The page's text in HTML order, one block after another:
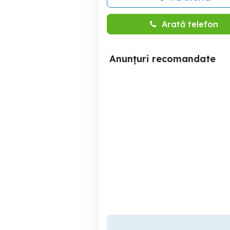
Arată telefon
Anunțuri recomandate